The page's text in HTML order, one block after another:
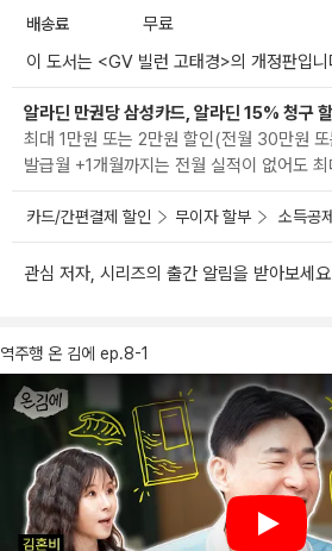
배송료
무료
이 도서는 <GV 빌런 고태경>의 개정판입니
알라딘 만권당 삼성카드, 알라딘 15% 청구
최대 1만원 또는 2만원 할인(전월 30만원
발급월 +1개월까지는 전월 실적이 없어도
카드/간편결제 할인 무이자 할부 소득공
관심 저자, 시리즈의 출간 알림을 받아보세요
역주행 온 김에 ep.8-1
Play